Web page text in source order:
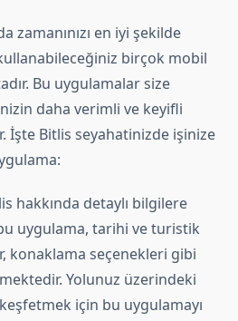
zamanınızı en iyi şekilde
birçok mobil
Bu uygulamalar size
daha verimli ve keyifli
İşte Bitlis seyahatinizde işinize
hakkında detaylı bilgilere
uygulama, tarihi ve turistik
konaklama seçenekleri gibi
Yolunuz üzerindeki
için bu uygulamayı